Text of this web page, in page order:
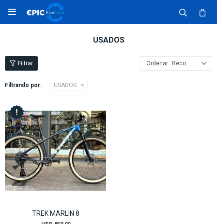

USADOS
Recomendados
Filtrando por: USADOS
TREK MARLIN 8